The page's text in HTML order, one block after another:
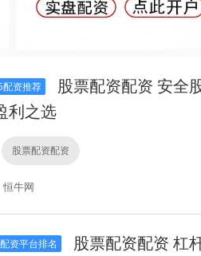
配资推荐
股票配资配资 安全
利之选
股票配资配资
恒牛网
资平台排名
股票配资配资 杠